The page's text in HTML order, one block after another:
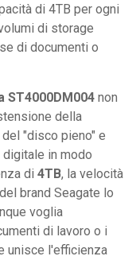
di 4TB per ogni
di storage
di documenti o
ST4000DM004 non
della
"disco pieno" e
in modo
di 4TB, la velocità
brand Seagate lo
voglia
di lavoro o i
unisce l'efficienza